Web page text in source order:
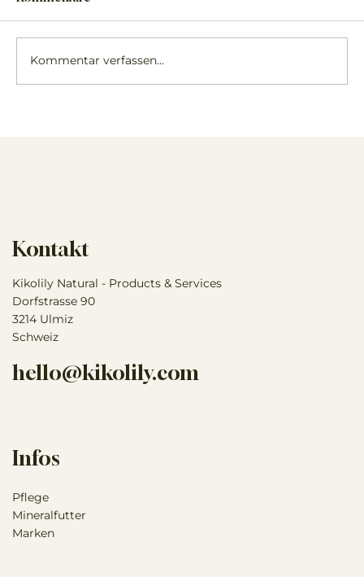
Kommentar verfassen...
Kontakt
Kikolily Natural - Products & Services
Dorfstrasse 90
3214 Ulmiz
Schweiz
hello@kikolily.com
Infos
Pflege
Mineralfutter
Marken